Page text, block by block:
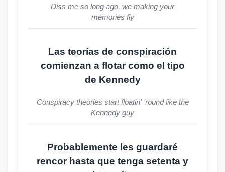
Diss me so long ago, we making your
memories fly
Las teorías de conspiración
comienzan a flotar como el tipo
de Kennedy
Conspiracy theories start floatin' 'round like the
Kennedy guy
Probablemente les guardaré
rencor hasta que tenga setenta y